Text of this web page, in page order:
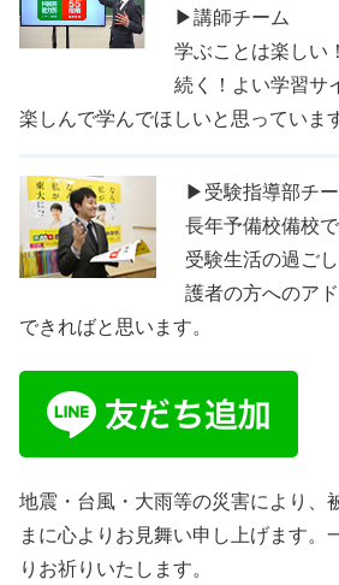
▶講師チーム
学ぶことは楽し
続く！よい学習サ
楽しんで学んでほしいと思っていま
▶受験指導部チ
長年予備校備校
受験生活の過ご
護者の方へのア
できればと思います。
地震・台風・大雨等の災害により、
まに心よりお見舞い申し上げます。
りお祈りいたします。